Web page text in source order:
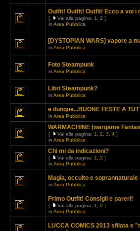
Outfit! Outfit! Outfit! Ecco a voi i
[ Vai alla pagina: 1 2 ]
in Area Pubblica
[DYSTOPIAN WARS] vapore a
in Area Pubblica
Foto Steampunk
in Area Pubblica
Libri Steampunk?
in Area Pubblica
e dunque...BUONE FESTE A
in Area Pubblica
WARMACHINE (wargame
[ Vai alla pagina: 1 2 3 4 ]
in Area Pubblica
Chi mi da indicazioni?
[ Vai alla pagina: 1 2 ]
in Area Pubblica
Magia, occulto e
in Area Pubblica
Primo Outfit! Consigli e pareri!
[ Vai alla pagina: 1 2 ]
in Area Pubblica
LUCCA COMICS 2013 sfilata e